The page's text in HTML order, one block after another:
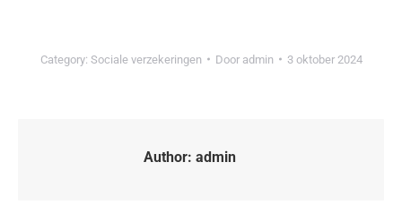
Category: Sociale verzekeringen Door admin 3 oktober 2024
Author: admin